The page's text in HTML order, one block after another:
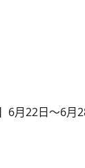
6月22日～6月